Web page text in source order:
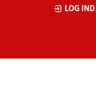
LOG IND